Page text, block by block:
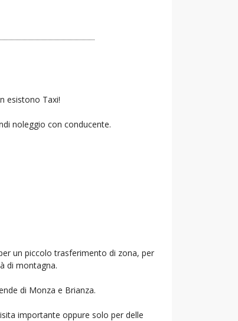
esistono Taxi!
noleggio con conducente.
un piccolo trasferimento di zona, per
di montagna.
di Monza e Brianza.
importante oppure solo per delle